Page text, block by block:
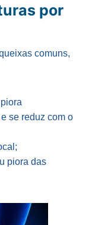
por
comuns,
se reduz com o
piora das